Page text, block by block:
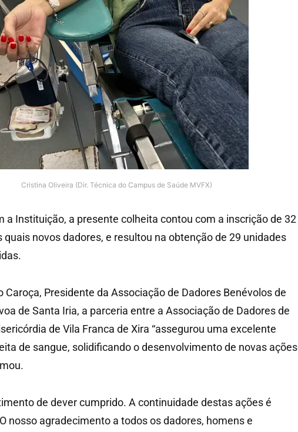
Cristina Oliveira (Dir. Técnica do Campus de Saúde MVFX)
a Instituição, a presente colheita contou com a inscrição de 32
quais novos dadores, e resultou na obtenção de 29 unidades
Caroça, Presidente da Associação de Dadores Benévolos de
de Santa Iria, a parceria entre a Associação de Dadores de
de Vila Franca de Xira “assegurou uma excelente
de sangue, solidificando o desenvolvimento de novas ações
de dever cumprido. A continuidade destas ações é
nosso agradecimento a todos os dadores, homens e